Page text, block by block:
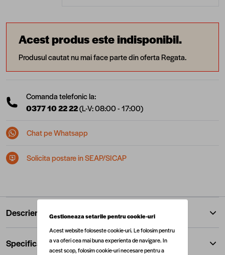
Acest produs este indisponibil.
Produsul cautat nu mai face parte din oferta Regata.
Comanda telefonic la:
0377 10 22 22(L-V: 08:00 - 17:00)
Chat pe Whatsapp
Solicita postare in SEAP/SICAP
Descriere
Specificatii
Gestioneaza setarile pentru cookie-uri
Acest website foloseste cookie-uri. Le folosim pentru
a va oferi cea mai buna experienta de navigare. In
acest scop, folosim cookie-uri necesare pentru a